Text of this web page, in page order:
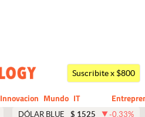
Suscribite x $800
Innovacion Mundo
CIO
IT
Business
DÓLAR BLUE $ 1525 -0.33%